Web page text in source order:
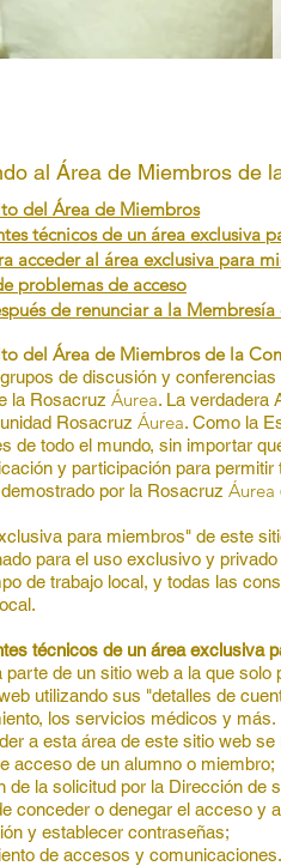
al Área de Miembros de
del Área de Miembros
técnicos de un área exclusiva
acceder al área exclusiva para
problemas de acceso
de renunciar a la
del Área de Miembros de la
de discusión y
la Rosacruz Áurea. La verdadera
Rosacruz Áurea. Como la
de todo el mundo, sin importar
y participación para
por la Rosacruz Áurea
para miembros" de este
para el uso exclusivo y
de trabajo local, y todas las
técnicos de un área exclusiva
parte de un sitio web a la que
utilizando sus "detalles de
los servicios médicos y más.
a esta área de este sitio web
acceso de un alumno o miembro;
de la solicitud por la Dirección de
conceder o denegar el acceso y
y establecer contraseñas;
de accesos y comunicaciones.